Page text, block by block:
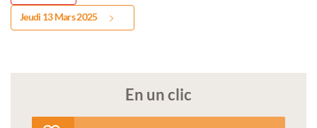
Jeudi 13 Mars 2025
En un clic